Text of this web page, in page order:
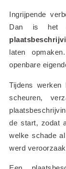
Ingrijpende
laten
openbare
Tijdens
scheuren,
de start, zodat
welke schade
werd